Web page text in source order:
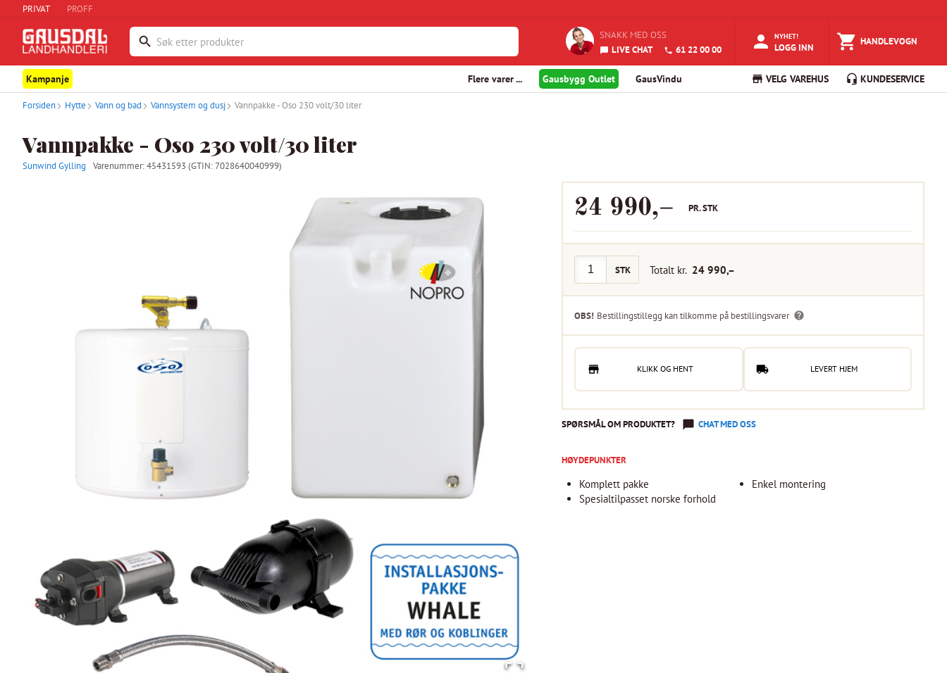
PRIVAT PROFF
SNAKK MED OSS
LIVE CHAT
61 22 00 00
NYHET!
LOGG INN HANDLEVOGN
Kampanje Flere varer ... Gausbygg Outlet GausVindu VELG VAREHUS KUNDESERVICE
Forsiden Hytte Vann og bad Vannsystem og dusj Vannpakke - Oso 230 volt/30 liter
Vannpakke - Oso 230 volt/30 liter
Sunwind Gylling Varenummer:45431593 (GTIN: 7028640040999)
24 990,– PR.STK
STK Totalt kr. 24 990,–
OBS! Bestillingstillegg kan tilkomme på bestillingsvarer
KLIKK OG HENT LEVERT HJEM
SPØRSMÅL OM PRODUKTET? CHAT MED OSS
HØYDEPUNKTER
Komplett pakke
Spesialtilpasset norske forhold
Enkel montering